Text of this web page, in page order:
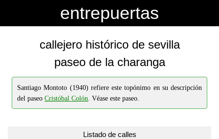
entrepuertas
callejero histórico de sevilla
paseo de la charanga
Santiago Montoto (1940) refiere este topónimo en su descripción
del paseo Cristóbal Colón. Véase este paseo.
Listado de calles